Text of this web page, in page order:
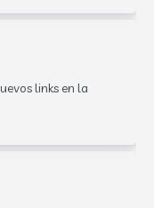
links en la